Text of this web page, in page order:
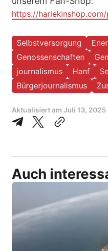
https://
Selbstversorgung
Genossenschaften
journalismus
Hanf
Bürgerjournalismus
Aktualisiert am Juli 13, 2025
Auch